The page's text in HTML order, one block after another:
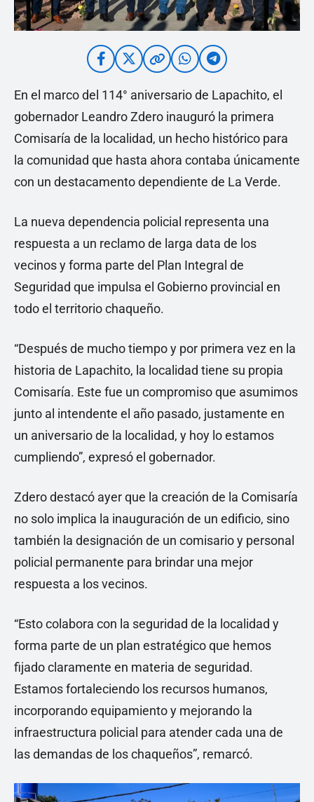
En el marco del 114° aniversario de Lapachito, el
gobernador Leandro Zdero inauguró la primera
Comisaría de la localidad, un hecho histórico para
la comunidad que hasta ahora contaba únicamente
con un destacamento dependiente de La Verde.
La nueva dependencia policial representa una
respuesta a un reclamo de larga data de los
vecinos y forma parte del Plan Integral de
Seguridad que impulsa el Gobierno provincial en
todo el territorio chaqueño.
“Después de mucho tiempo y por primera vez en la
historia de Lapachito, la localidad tiene su propia
Comisaría. Este fue un compromiso que asumimos
junto al intendente el año pasado, justamente en
un aniversario de la localidad, y hoy lo estamos
cumpliendo”, expresó el gobernador.
Zdero destacó ayer que la creación de la Comisaría
no solo implica la inauguración de un edificio, sino
también la designación de un comisario y personal
policial permanente para brindar una mejor
respuesta a los vecinos.
“Esto colabora con la seguridad de la localidad y
forma parte de un plan estratégico que hemos
fijado claramente en materia de seguridad.
Estamos fortaleciendo los recursos humanos,
incorporando equipamiento y mejorando la
infraestructura policial para atender cada una de
las demandas de los chaqueños”, remarcó.